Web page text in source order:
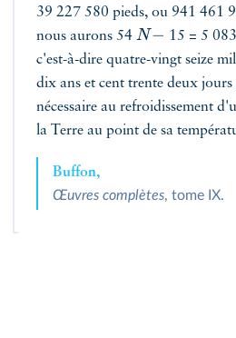
39 227 580 pieds, ou 941 461
nous aurons 54 N− 15 = 5
c'est-à-dire quatre-vingt seize
dix ans et cent trente deux jours
nécessaire au refroidissement
la Terre au point de sa
Buffon,
Œuvres complètes, tome IX.